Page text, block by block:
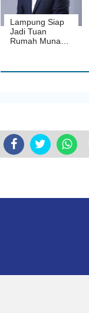
Lampung Siap
Jadi Tuan
Rumah Munas
Jaringan Bisnis